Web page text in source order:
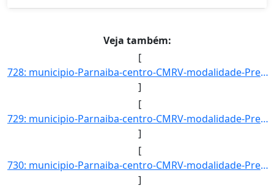
Veja também:
[
728: municipio-Parnaiba-centro-CMRV-modalidade-Presencial-convenio--selecao-SISU-cota-AC-sexo-F-uf-PE-ano]
]
[
729: municipio-Parnaiba-centro-CMRV-modalidade-Presencial-convenio--selecao-SISU_COTA-cota-AA-1-sexo-F-uf]
]
[
730: municipio-Parnaiba-centro-CMRV-modalidade-Presencial-convenio--selecao-SISU_COTA-cota-AA-1-sexo-M-uf]
]